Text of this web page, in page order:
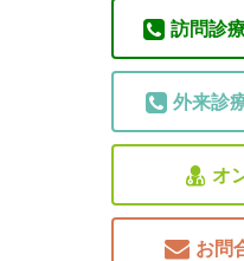
訪問診
外来診
オ
お問